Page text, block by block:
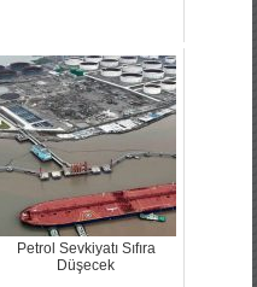
Petrol Sevkiyatı Sıfıra
Düşecek